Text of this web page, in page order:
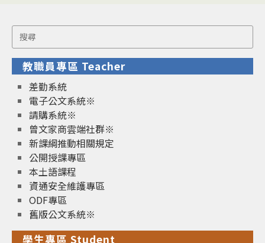
Search
for:
教職員專區 Teacher
差勤系統
電子公文系統※
請購系統※
曾文家商雲端社群※
新課綱推動相關規定
公開授課專區
本土語課程
資通安全維護專區
ODF專區
舊版公文系統※
學生專區 Student